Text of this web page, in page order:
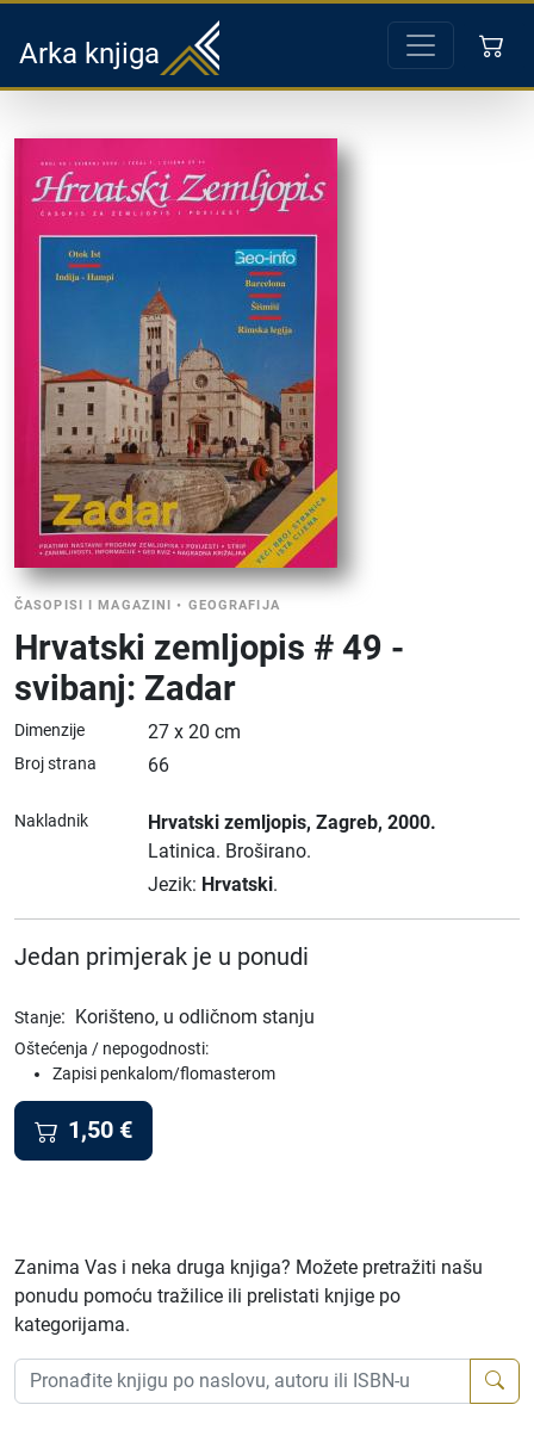
Arka knjiga
ČASOPISI I MAGAZINI • GEOGRAFIJA
Hrvatski zemljopis # 49 -
svibanj: Zadar
Dimenzije 27 x 20 cm
Broj strana 66
Nakladnik Hrvatski zemljopis, Zagreb, 2000.
Latinica. Broširano.
Jezik: Hrvatski.
Jedan primjerak je u ponudi
Stanje: Korišteno, u odličnom stanju
Oštećenja / nepogodnosti:
Zapisi penkalom/flomasterom
1,50 €
Zanima Vas i neka druga knjiga? Možete pretražiti našu
ponudu pomoću tražilice ili prelistati knjige po
kategorijama.